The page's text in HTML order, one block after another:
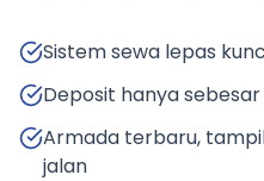
Sistem sewa lepas
Deposit hanya
Armada terbaru,
jalan